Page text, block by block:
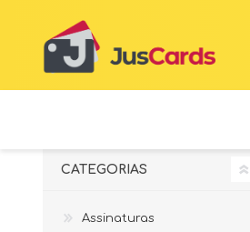
CATEGORIAS
Assinaturas